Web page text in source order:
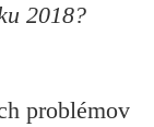
2018?
problémov